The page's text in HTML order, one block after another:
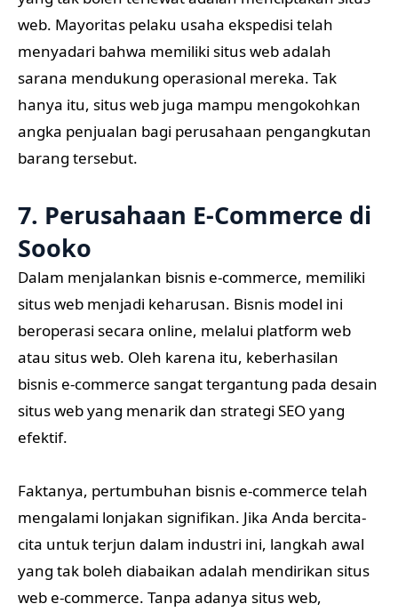
web. Mayoritas pelaku usaha ekspedisi telah
menyadari bahwa memiliki situs web adalah
sarana mendukung operasional mereka. Tak
hanya itu, situs web juga mampu mengokohkan
angka penjualan bagi perusahaan pengangkutan
barang tersebut.
7. Perusahaan E-Commerce di
Sooko
Dalam menjalankan bisnis e-commerce, memiliki
situs web menjadi keharusan. Bisnis model ini
beroperasi secara online, melalui platform web
atau situs web. Oleh karena itu, keberhasilan
bisnis e-commerce sangat tergantung pada desain
situs web yang menarik dan strategi SEO yang
efektif.
Faktanya, pertumbuhan bisnis e-commerce telah
mengalami lonjakan signifikan. Jika Anda bercita-
cita untuk terjun dalam industri ini, langkah awal
yang tak boleh diabaikan adalah mendirikan situs
web e-commerce. Tanpa adanya situs web,